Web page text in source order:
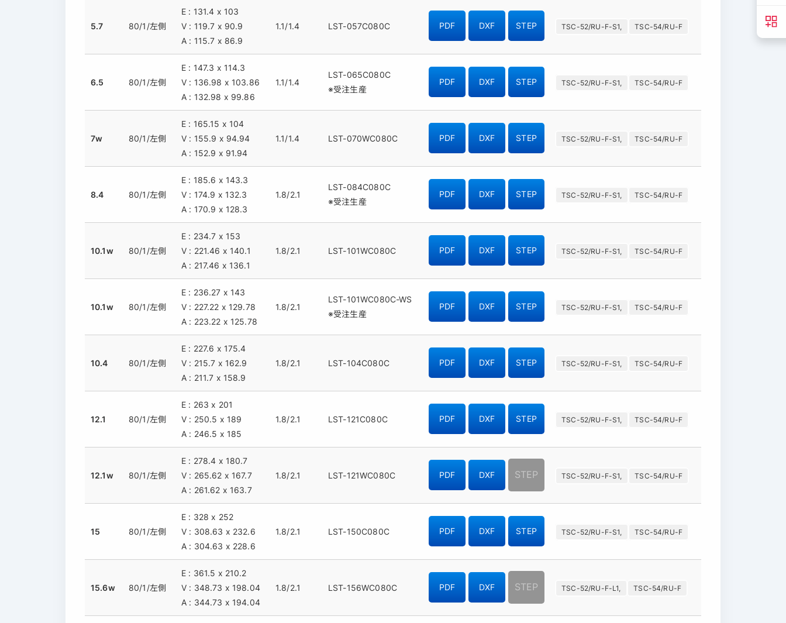
5.7 80/1/左側
E : 131.4 x 103
V : 119.7 x 90.9
A : 115.7 x 86.9
1.1/1.4 LST-057C080C PDF DXF STEP TSC-52/RU-F-S1, TSC-54/RU-F
6.5 80/1/左側
E : 147.3 x 114.3
V : 136.98 x 103.86
A : 132.98 x 99.86
1.1/1.4
LST-065C080C
※受注生産
PDF DXF STEP TSC-52/RU-F-S1, TSC-54/RU-F
7w 80/1/左側
E : 165.15 x 104
V : 155.9 x 94.94
A : 152.9 x 91.94
1.1/1.4 LST-070WC080C PDF DXF STEP TSC-52/RU-F-S1, TSC-54/RU-F
8.4 80/1/左側
E : 185.6 x 143.3
V : 174.9 x 132.3
A : 170.9 x 128.3
1.8/2.1
LST-084C080C
※受注生産
PDF DXF STEP TSC-52/RU-F-S1, TSC-54/RU-F
10.1w 80/1/左側
E : 234.7 x 153
V : 221.46 x 140.1
A : 217.46 x 136.1
1.8/2.1 LST-101WC080C PDF DXF STEP TSC-52/RU-F-S1, TSC-54/RU-F
10.1w 80/1/左側
E : 236.27 x 143
V : 227.22 x 129.78
A : 223.22 x 125.78
1.8/2.1
LST-101WC080C-WS
※受注生産
PDF DXF STEP TSC-52/RU-F-S1, TSC-54/RU-F
10.4 80/1/左側
E : 227.6 x 175.4
V : 215.7 x 162.9
A : 211.7 x 158.9
1.8/2.1 LST-104C080C PDF DXF STEP TSC-52/RU-F-S1, TSC-54/RU-F
12.1 80/1/左側
E : 263 x 201
V : 250.5 x 189
A : 246.5 x 185
1.8/2.1 LST-121C080C PDF DXF STEP TSC-52/RU-F-S1, TSC-54/RU-F
12.1w 80/1/左側
E : 278.4 x 180.7
V : 265.62 x 167.7
A : 261.62 x 163.7
1.8/2.1 LST-121WC080C PDF DXF STEP TSC-52/RU-F-S1, TSC-54/RU-F
15 80/1/左側
E : 328 x 252
V : 308.63 x 232.6
A : 304.63 x 228.6
1.8/2.1 LST-150C080C PDF DXF STEP TSC-52/RU-F-S1, TSC-54/RU-F
15.6w 80/1/左側
E : 361.5 x 210.2
V : 348.73 x 198.04
A : 344.73 x 194.04
1.8/2.1 LST-156WC080C PDF DXF STEP TSC-52/RU-F-L1, TSC-54/RU-F